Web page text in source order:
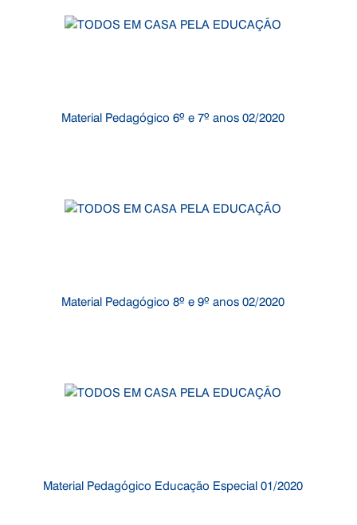
Material Pedagógico 6º e 7º anos 02/2020
Material Pedagógico 8º e 9º anos 02/2020
Material Pedagógico Educação Especial 01/2020